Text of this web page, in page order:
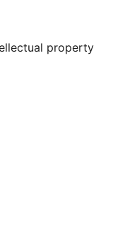
property